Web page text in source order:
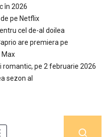
în 2026
pe Netflix
cel de-al doilea
are premiera pe
Max
romantic, pe 2 februarie 2026
sezon al